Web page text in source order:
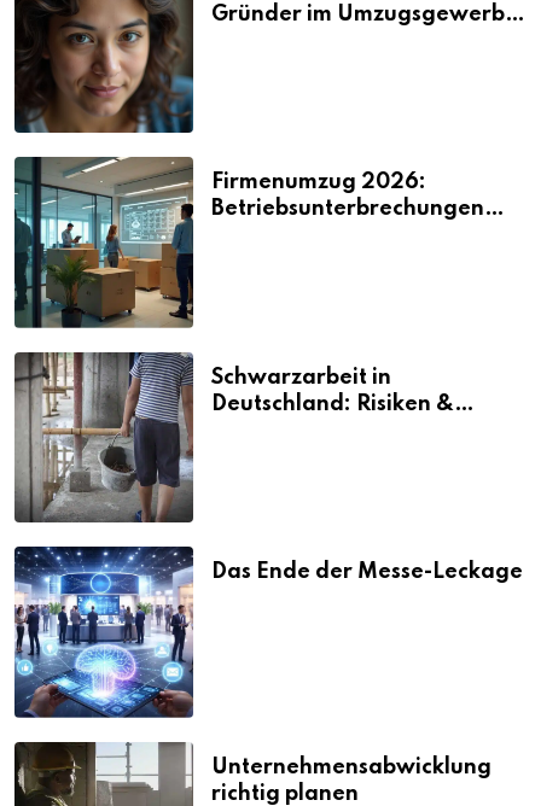
Gründer im Umzugsgewerbe
Firmenumzug 2026:
Betriebsunterbrechungen
Schwarzarbeit in
Deutschland: Risiken &
Das Ende der Messe-Leckage
Unternehmensabwicklung
richtig planen